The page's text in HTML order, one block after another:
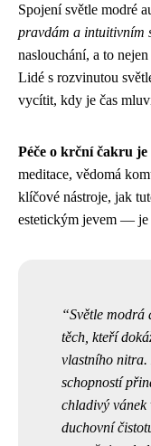
Spojení světle modré
pravdám a intuitivním
naslouchání, a to
Lidé s rozvinutou
vycítit, kdy je čas
Péče o krční čakru
meditace, vědomá
klíčové nástroje, jak
estetickým jevem — je
Světle modrá
těch, kteří
vlastního nitra.
schopností
chladivý
duchovní